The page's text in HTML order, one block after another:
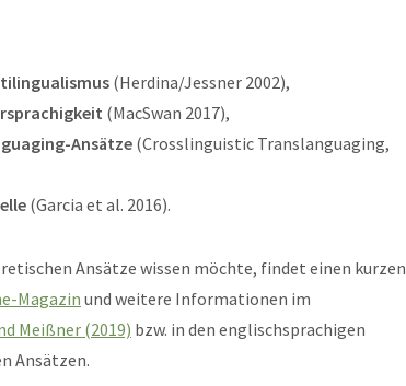
(Herdina/Jessner 2002),
(MacSwan 2017),
Ansätze (Crosslinguistic Translanguaging,
(Garcia et al. 2016).
Ansätze wissen möchte, findet einen kurzen
Magazin und weitere Informationen im
Meißner (2019) bzw. in den englischsprachigen
Ansätzen.